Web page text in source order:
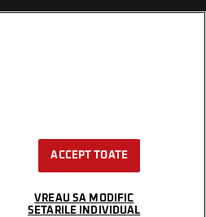
ACCEPT TOATE
VREAU SA MODIFIC
SETARILE INDIVIDUAL